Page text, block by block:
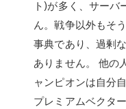
ト)が多く、サー
ん。戦争以外もそ
事典であり、過剰
ありません。 他の
ャンピオンは自分
プレミアムベクタ